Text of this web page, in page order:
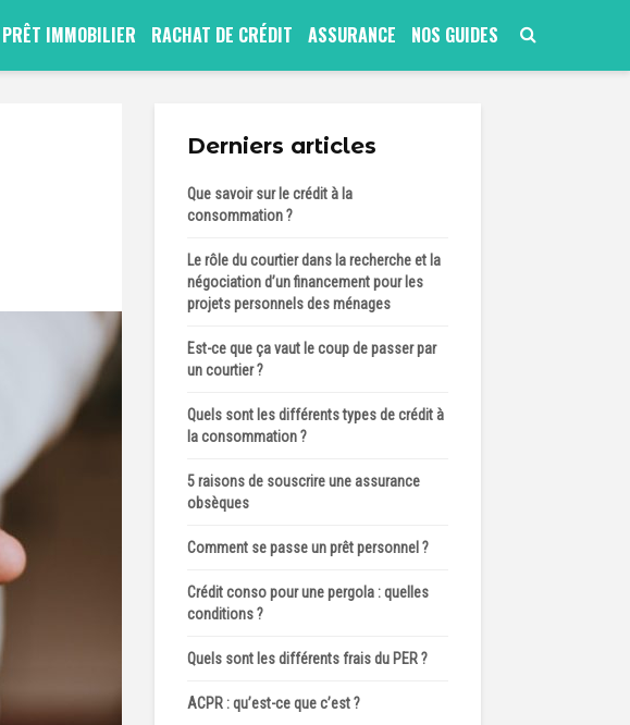
PRÊT IMMOBILIER RACHAT DE CRÉDIT ASSURANCE NOS GUIDES
Derniers articles
Que savoir sur le crédit à la
consommation ?
Le rôle du courtier dans la recherche et la
négociation d’un financement pour les
projets personnels des ménages
Est-ce que ça vaut le coup de passer par
un courtier ?
Quels sont les différents types de crédit à
la consommation ?
5 raisons de souscrire une assurance
obsèques
Comment se passe un prêt personnel ?
Crédit conso pour une pergola : quelles
conditions ?
Quels sont les différents frais du PER ?
ACPR : qu’est-ce que c’est ?